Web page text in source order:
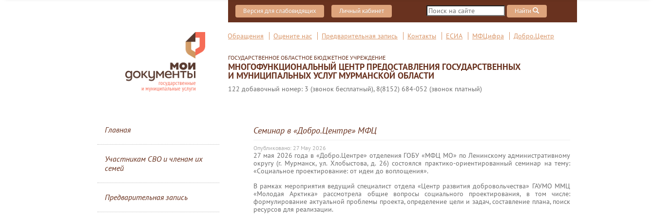
Версия для слабовидящих Личный кабинет Найти
Обращения Оцените нас Предварительная запись Контакты ЕСИА МФЦифра Добро.Центр
ГОСУДАРСТВЕННОЕ ОБЛАСТНОЕ БЮДЖЕТНОЕ УЧРЕЖДЕНИЕ
МНОГОФУНКЦИОНАЛЬНЫЙ ЦЕНТР ПРЕДОСТАВЛЕНИЯ ГОСУДАРСТВЕННЫХ
И МУНИЦИПАЛЬНЫХ УСЛУГ МУРМАНСКОЙ ОБЛАСТИ
122 добавочный номер: 3 (звонок бесплатный), 8(8152) 684-052 (звонок платный)
Главная
Участникам СВО и членам их
семей
Предварительная запись
Семинар в «Добро.Центре» МФЦ
Опубликовано: 27 May 2026
27 мая 2026 года в «Добро.Центре» отделения ГОБУ «МФЦ МО» по Ленинскому административному
округу (г. Мурманск, ул. Хлобыстова, д. 26) состоялся практико‑ориентированный семинар на тему:
«Социальное проектирование: от идеи до воплощения».
В рамках мероприятия ведущий специалист отдела «Центр развития добровольчества» ГАУМО ММЦ
«Молодая Арктика» рассмотрела общие вопросы социального проектирования, в том числе:
формулирование актуальной проблемы проекта, определение цели и задач, составление плана, поиск
ресурсов для реализации.